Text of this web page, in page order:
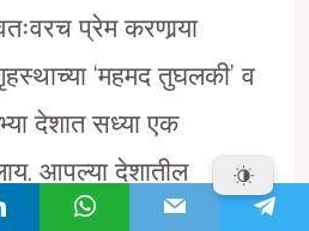
प्रेम करणार्‍या
‘महमद तुघलकी’ व
देशात सध्या एक
आपल्या देशातील
आणि प्रघात आहे